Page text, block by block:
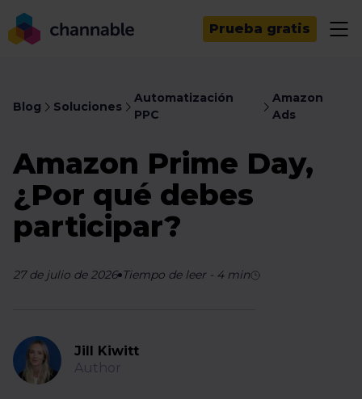
Prueba gratis
Blog Soluciones
Automatización
PPC
Amazon
Ads
Amazon Prime Day,
¿Por qué debes
participar?
27 de julio de 2026 Tiempo de leer- 4 min
Jill Kiwitt
Author